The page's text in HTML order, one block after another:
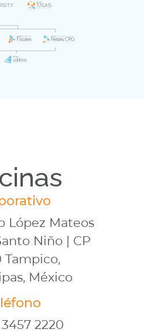
López Mateos
Niño | CP
Tampico,
México
2220